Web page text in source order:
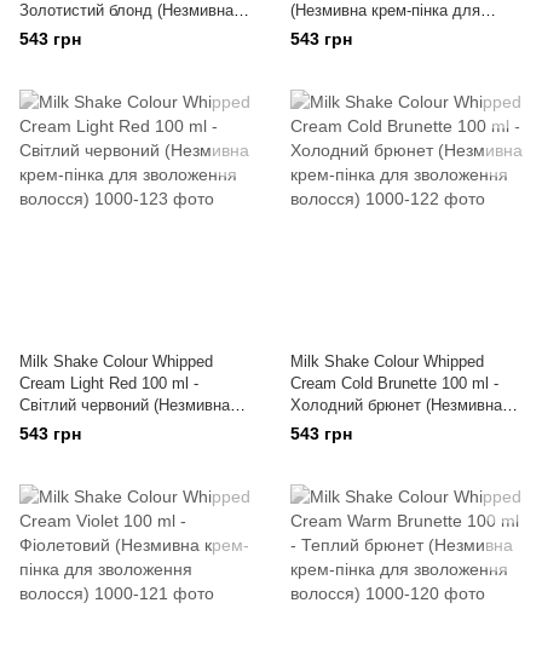
Золотистий блонд (Незмивна
крем-пінка для зволоження
волосся)
543 грн
(Незмивна крем-пінка для
зволоження волосся)
543 грн
Milk Shake Colour Whipped
Cream Light Red 100 ml -
Світлий червоний (Незмивна
крем-пінка для зволоження
волосся)
543 грн
Milk Shake Colour Whipped
Cream Cold Brunette 100 ml -
Холодний брюнет (Незмивна
крем-пінка для зволоження
волосся)
543 грн